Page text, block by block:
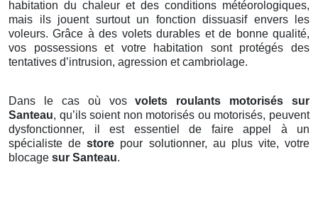
habitation du chaleur et des conditions météorologiques,
mais ils jouent surtout un fonction dissuasif envers les
voleurs. Grâce à des volets durables et de bonne qualité,
vos possessions et votre habitation sont protégés des
tentatives d’intrusion, agression et cambriolage.
Dans le cas où vosvolets roulants motorisés sur
Santeau, qu’ils soient non motorisés ou motorisés, peuvent
dysfonctionner, il est essentiel de faire appel à un
spécialiste destore pour solutionner, au plus vite, votre
blocage sur Santeau.